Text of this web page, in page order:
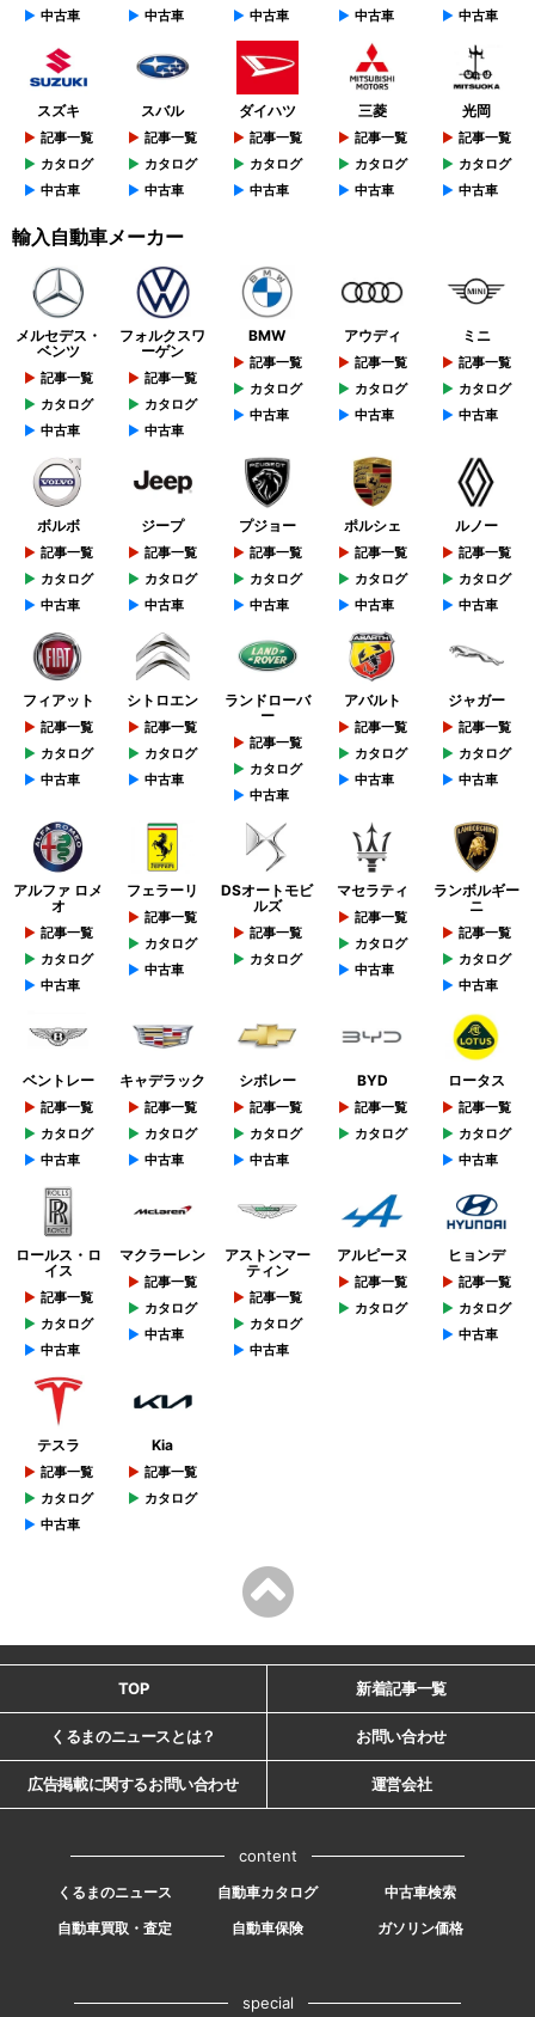
中古車
中古車
中古車
中古車
中古車
スズキ
記事一覧
カタログ
中古車
スバル
記事一覧
カタログ
中古車
ダイハツ
記事一覧
カタログ
中古車
三菱
記事一覧
カタログ
中古車
光岡
記事一覧
カタログ
中古車
輸入自動車メーカー
メルセデス・
ベンツ
記事一覧
カタログ
中古車
フォルクスワ
ーゲン
記事一覧
カタログ
中古車
BMW
記事一覧
カタログ
中古車
アウディ
記事一覧
カタログ
中古車
ミニ
記事一覧
カタログ
中古車
ボルボ
記事一覧
カタログ
中古車
ジープ
記事一覧
カタログ
中古車
プジョー
記事一覧
カタログ
中古車
ポルシェ
記事一覧
カタログ
中古車
ルノー
記事一覧
カタログ
中古車
フィアット
記事一覧
カタログ
中古車
シトロエン
記事一覧
カタログ
中古車
ランドローバ
ー
記事一覧
カタログ
中古車
アバルト
記事一覧
カタログ
中古車
ジャガー
記事一覧
カタログ
中古車
アルファ ロメ
オ
記事一覧
カタログ
中古車
フェラーリ
記事一覧
カタログ
中古車
DSオートモビ
ルズ
記事一覧
カタログ
マセラティ
記事一覧
カタログ
中古車
ランボルギー
ニ
記事一覧
カタログ
中古車
ベントレー
記事一覧
カタログ
中古車
キャデラック
記事一覧
カタログ
中古車
シボレー
記事一覧
カタログ
中古車
BYD
記事一覧
カタログ
ロータス
記事一覧
カタログ
中古車
ロールス・ロ
イス
記事一覧
カタログ
中古車
マクラーレン
記事一覧
カタログ
中古車
アストンマー
ティン
記事一覧
カタログ
中古車
アルピーヌ
記事一覧
カタログ
ヒョンデ
記事一覧
カタログ
中古車
テスラ
記事一覧
カタログ
中古車
Kia
記事一覧
カタログ
TOP 新着記事一覧
くるまのニュースとは？ お問い合わせ
広告掲載に関するお問い合わせ 運営会社
content
くるまのニュース 自動車カタログ
中古車検索
自動車買取・査定
自動車保険 ガソリン価格
special